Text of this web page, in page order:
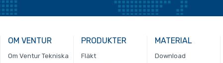
OM VENTUR
Om Ventur Tekniska
PRODUKTER
Fläkt
MATERIAL
Download